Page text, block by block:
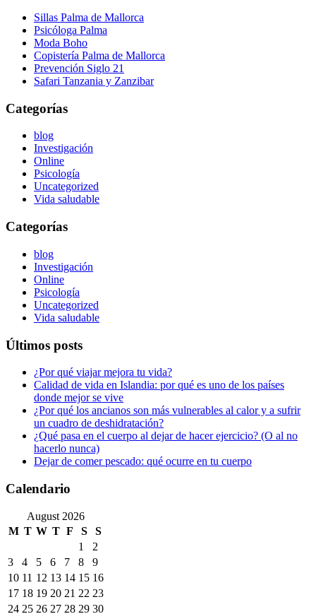
Sillas Palma de Mallorca
Psicóloga Palma
Moda Boho
Copistería Palma de Mallorca
Prevención Siglo 21
Safari Tanzania y Zanzibar
Categorías
blog
Investigación
Online
Psicología
Uncategorized
Vida saludable
Categorías
blog
Investigación
Online
Psicología
Uncategorized
Vida saludable
Últimos posts
¿Por qué viajar mejora tu vida?
Calidad de vida en Islandia: por qué es uno de los países
donde mejor se vive
¿Por qué los ancianos son más vulnerables al calor y a sufrir
un cuadro de deshidratación?
¿Qué pasa en el cuerpo al dejar de hacer ejercicio? (O al no
hacerlo nunca)
Dejar de comer pescado: qué ocurre en tu cuerpo
Calendario
August 2026
M T W T F S
S
1
2
3
4 5 6 7 8
9
10 11 12 13 14 15 16
17 18 19 20 21 22 23
24 25 26 27 28 29 30